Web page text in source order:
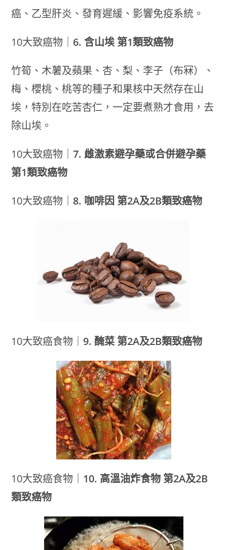
癌、乙型肝炎、發育遲緩、影響免疫系統。
10大致癌物｜ 6. 含山埃 第1類致癌物
竹筍、木薯及蘋果、杏、梨、李子（布冧）、
梅、櫻桃、桃等的種子和果核中天然存在山
埃，特別在吃苦杏仁，一定要煮熟才食用，去
除山埃。
10大致癌物｜7. 雌激素避孕藥或合併避孕藥
第1類致癌物
10大致癌物｜ 8. 咖啡因 第2A及2B類致癌物
10大致癌食物｜9. 醃菜 第2A及2B類致癌物
10大致癌食物｜ 10. 高溫油炸食物 第2A及2B
類致癌物